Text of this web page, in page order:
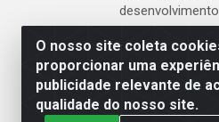
O nosso site coleta
proporcionar uma
publicidade relevante de
qualidade do nosso site.
atua.
Venha fazer
Clique aqui